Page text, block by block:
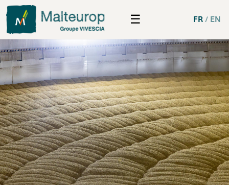
Aller
au
contenu
principal
☰
navigation
FR / EN